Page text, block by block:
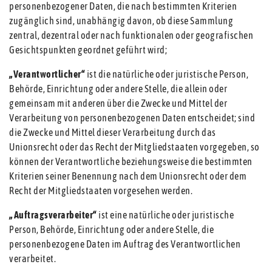
personenbezogener Daten, die nach bestimmten Kriterien
zugänglich sind, unabhängig davon, ob diese Sammlung
zentral, dezentral oder nach funktionalen oder geografischen
Gesichtspunkten geordnet geführt wird;
„Verantwortlicher“ ist die natürliche oder juristische Person,
Behörde, Einrichtung oder andere Stelle, die allein oder
gemeinsam mit anderen über die Zwecke und Mittel der
Verarbeitung von personenbezogenen Daten entscheidet; sind
die Zwecke und Mittel dieser Verarbeitung durch das
Unionsrecht oder das Recht der Mitgliedstaaten vorgegeben, so
können der Verantwortliche beziehungsweise die bestimmten
Kriterien seiner Benennung nach dem Unionsrecht oder dem
Recht der Mitgliedstaaten vorgesehen werden.
„Auftragsverarbeiter“ ist eine natürliche oder juristische
Person, Behörde, Einrichtung oder andere Stelle, die
personenbezogene Daten im Auftrag des Verantwortlichen
verarbeitet.